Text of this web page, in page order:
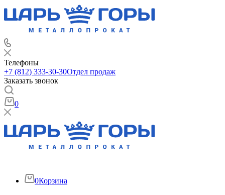
Телефоны
+7 (812) 333-30-30Отдел продаж
Заказать звонок
0
0Корзина